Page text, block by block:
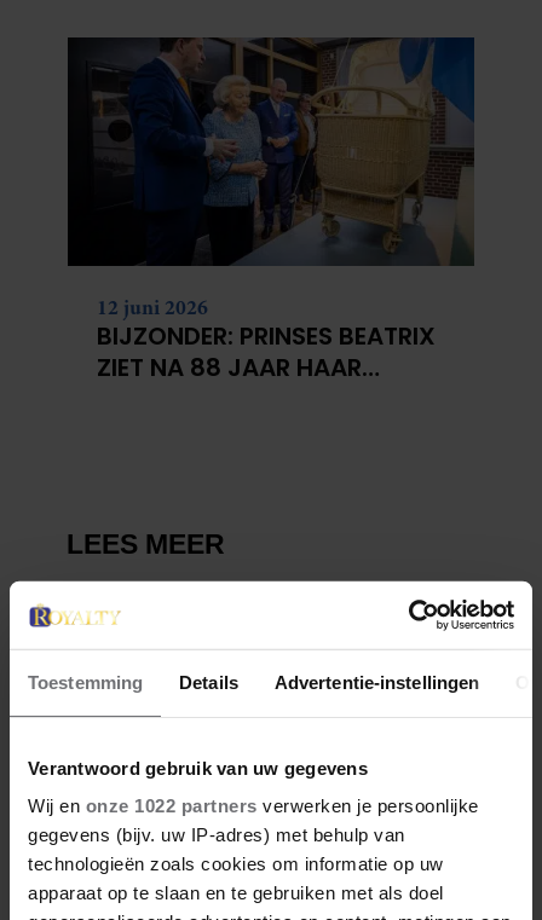
Toestemming Details Advertentie-instellingen
Verantwoord gebruik van uw gegevens
Wij en onze 1022 partners verwerken je persoonlijke
gegevens (bijv. uw IP-adres) met behulp van
technologieën zoals cookies om informatie op uw
apparaat op te slaan en te gebruiken met als doel
12 juni 2026
BIJZONDER: PRINSES BEATRIX
ZIET NA 88 JAAR HAAR